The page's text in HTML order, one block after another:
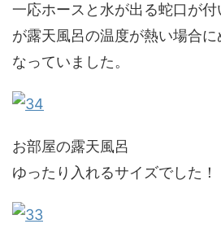
一応ホースと水が出る蛇口が
が露天風呂の温度が熱い場合
なっていました。
お部屋の露天風呂
ゆったり入れるサイズでした！